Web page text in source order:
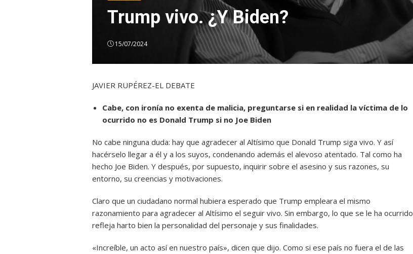
Trump vivo. ¿Y Biden?
15/07/2024
JAVIER RUPÉREZ-EL DEBATE
Cabe, con ironía no exenta de malicia, preguntarse si en realidad la víctima de lo
ocurrido no es Donald Trump si no Joe Biden
No cabe ninguna duda: hay que agradecer al Altísimo que Donald Trump siga vivo. Y así
hacérselo llegar a él y a los suyos, condenando además el alevoso atentado. Tal como ha
hecho Joe Biden. Y después, por supuesto, inquirir sobre el asesino y sus razones, su
entorno, su creencias y motivaciones.
Claro que un ciudadano normal hubiera esperado que Trump empleara el mismo
razonamiento para agradecer al Altísimo el seguir vivo. Sin embargo, lo que se le ha ocurrido
refleja harto bien la personalidad del personaje y sus finalidades.
«Increíble, un acto así en nuestro país», dicen que dijo. Como si ese país no fuera el de las